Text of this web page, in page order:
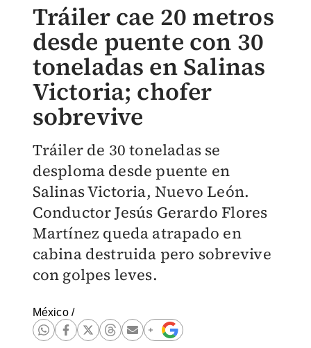
Tráiler cae 20 metros
desde puente con 30
toneladas en Salinas
Victoria; chofer
sobrevive
Tráiler de 30 toneladas se
desploma desde puente en
Salinas Victoria, Nuevo León.
Conductor Jesús Gerardo Flores
Martínez queda atrapado en
cabina destruida pero sobrevive
con golpes leves.
México/